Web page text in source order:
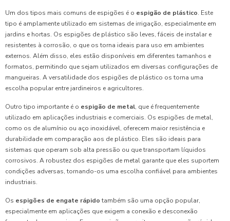
Um dos tipos mais comuns de espigões é o espigão de plástico. Este
tipo é amplamente utilizado em sistemas de irrigação, especialmente em
jardins e hortas. Os espigões de plástico são leves, fáceis de instalar e
resistentes à corrosão, o que os torna ideais para uso em ambientes
externos. Além disso, eles estão disponíveis em diferentes tamanhos e
formatos, permitindo que sejam utilizados em diversas configurações de
mangueiras. A versatilidade dos espigões de plástico os torna uma
escolha popular entre jardineiros e agricultores.
Outro tipo importante é o espigão de metal, que é frequentemente
utilizado em aplicações industriais e comerciais. Os espigões de metal,
como os de alumínio ou aço inoxidável, oferecem maior resistência e
durabilidade em comparação aos de plástico. Eles são ideais para
sistemas que operam sob alta pressão ou que transportam líquidos
corrosivos. A robustez dos espigões de metal garante que eles suportem
condições adversas, tornando-os uma escolha confiável para ambientes
industriais.
Os espigões de engate rápido também são uma opção popular,
especialmente em aplicações que exigem a conexão e desconexão